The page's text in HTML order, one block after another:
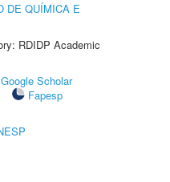
DE QUÍMICA E
RDIDP Academic
Google Scholar
Fapesp